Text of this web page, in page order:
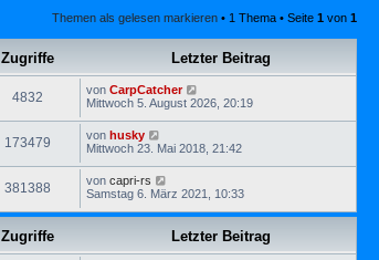
Themen als gelesen markieren • 1 Thema • Seite 1 von 1
Zugriffe
Letzter Beitrag
4832 von CarpCatcher
Mittwoch 5. August 2026, 20:19
173479 von husky
Mittwoch 23. Mai 2018, 21:42
381388 von capri-rs
Samstag 6. März 2021, 10:33
Zugriffe
Letzter Beitrag